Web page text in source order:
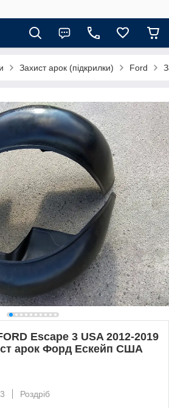
Захист арок (підкрилки) Ford
Escape 3 USA 2012-2019
арок Форд Ескейп США
Роздріб